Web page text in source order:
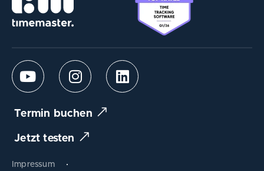
Termin buchen
Jetzt testen
Impressum